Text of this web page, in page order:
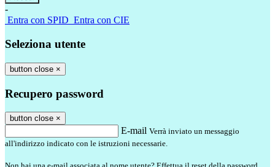
-
Entra con SPID Entra con CIE
Seleziona utente
button close ×
Recupero password
button close ×
E-mail Verrà inviato un messaggio
all'indirizzo indicato con le istruzioni necessarie.